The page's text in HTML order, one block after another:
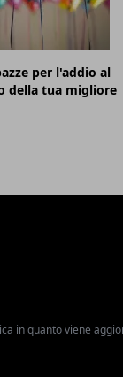
per l'addio al
della tua migliore
in quanto viene